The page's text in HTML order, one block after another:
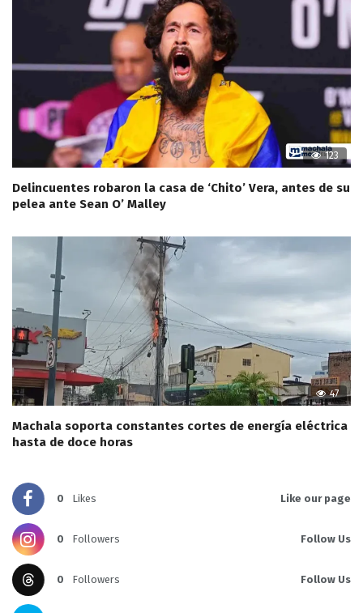
123
Delincuentes robaron la casa de ‘Chito’ Vera, antes de su
pelea ante Sean O’ Malley
47
Machala soporta constantes cortes de energía eléctrica
hasta de doce horas
0 Likes Like our page
0 Followers Follow Us
0 Followers Follow Us